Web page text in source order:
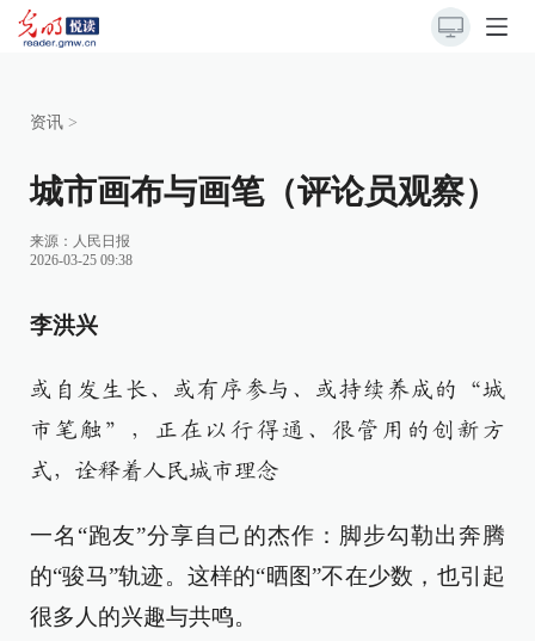
资讯 >
城市画布与画笔（评论员观察）
来源： 人民日报
2026-03-25 09:38
李洪兴
或自发生长、或有序参与、或持续养成的“城
市笔触”，正在以行得通、很管用的创新方
式，诠释着人民城市理念
一名“跑友”分享自己的杰作：脚步勾勒出奔腾
的“骏马”轨迹。这样的“晒图”不在少数，也引起
很多人的兴趣与共鸣。